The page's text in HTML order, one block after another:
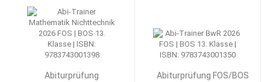
Abiturprüfung
Abiturprüfung FOS/BOS